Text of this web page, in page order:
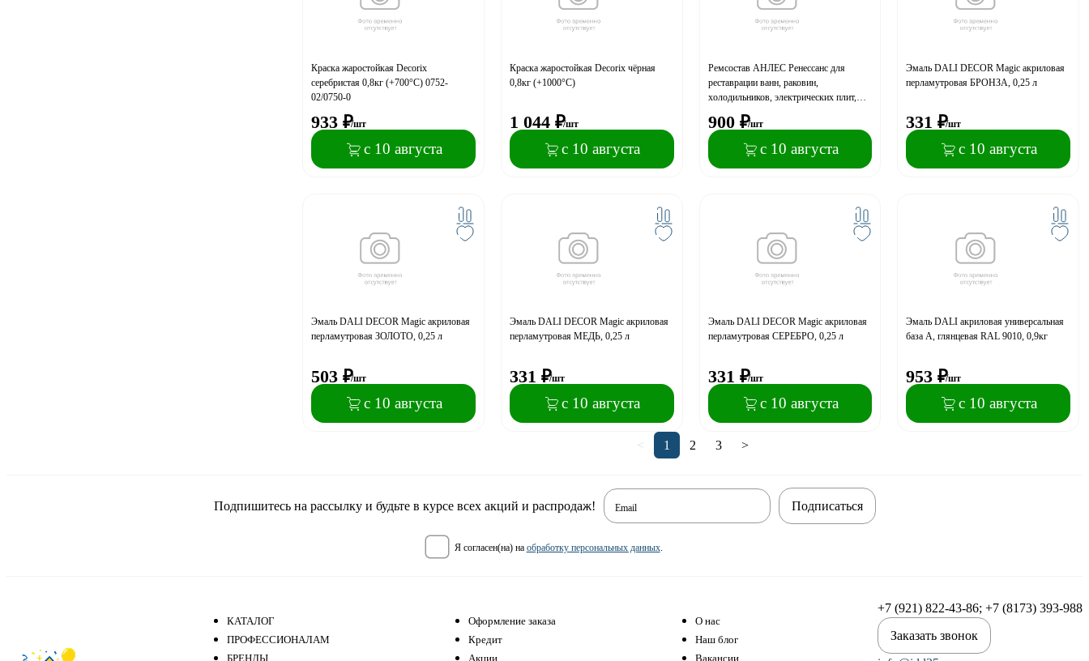
Краска жаростойкая Decorix
серебристая 0,8кг (+700°С) 0752-
02/0750-0
933 ₽/шт
с 10 августа
Краска жаростойкая Decorix чёрная
0,8кг (+1000°С)
1 044 ₽/шт
с 10 августа
Ремсостав АНЛЕС Ренессанс для
реставрации ванн, раковин,
холодильников, электрических плит,
900 ₽/шт
с 10 августа
Эмаль DALI DECOR Magic акриловая
перламутровая БРОНЗА, 0,25 л
331 ₽/шт
с 10 августа
Эмаль DALI DECOR Magic акриловая
перламутровая ЗОЛОТО, 0,25 л
503 ₽/шт
с 10 августа
Эмаль DALI DECOR Magic акриловая
перламутровая МЕДЬ, 0,25 л
331 ₽/шт
с 10 августа
Эмаль DALI DECOR Magic акриловая
перламутровая СЕРЕБРО, 0,25 л
331 ₽/шт
с 10 августа
Эмаль DALI акриловая универсальная
база А, глянцевая RAL 9010, 0,9кг
953 ₽/шт
с 10 августа
< 1 2 3 >
Подпишитесь на рассылку и будьте в курсе всех акций и распродаж! Email
я согласен(на) на обработку персональных данных.
Подписаться
КАТАЛОГ
ПРОФЕССИОНАЛАМ
БРЕНДЫ
Оформление заказа
Кредит
Акции
О нас
Наш блог
Вакансии
+7 (921) 822-43-86; +7 (8173) 393-988
Заказать звонок